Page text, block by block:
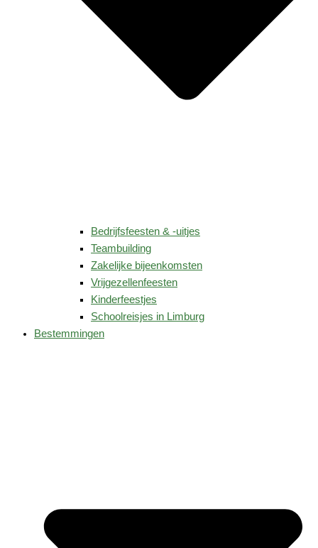
Bedrijfsfeesten & -uitjes
Teambuilding
Zakelijke bijeenkomsten
Vrijgezellenfeesten
Kinderfeestjes
Schoolreisjes in Limburg
Bestemmingen